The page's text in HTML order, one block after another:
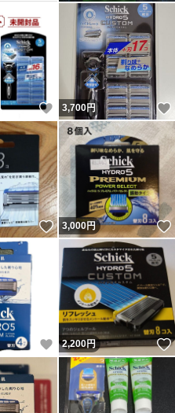
いいね！
3,700円
いいね！
3,000円
いいね！
2,200円